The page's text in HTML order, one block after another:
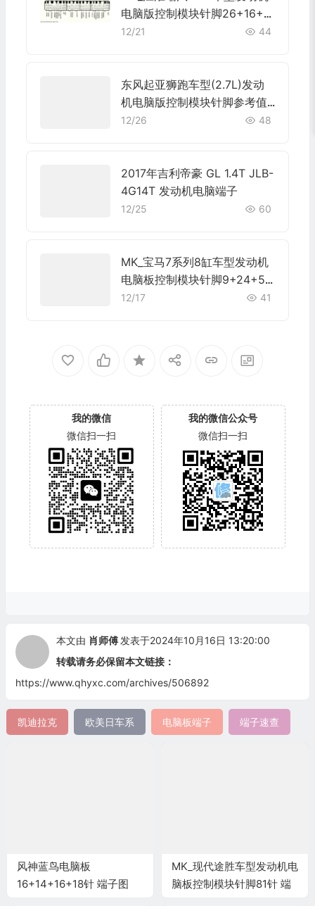
电脑版控制模块针脚26+16+1
2+22针 端子图
12/21 44
东风起亚狮跑车型(2.7L)发动
机电脑版控制模块针脚参考值
端子图
12/26 48
2017年吉利帝豪 GL 1.4T JLB-
4G14T 发动机电脑端子
12/25 60
MK_宝马7系列8缸车型发动机
电脑板控制模块针脚9+24+52
+40+9针1 端子图
12/17 41
我的微信
微信扫一扫
我的微信公众号
微信扫一扫
本文由 肖师傅 发表于2024年10月16日 13:20:00
转载请务必保留本文链接：
https://www.qhyxc.com/archives/506892
凯迪拉克 欧美日车系 电脑板端子 端子速查
风神蓝鸟电脑板
16+14+16+18针 端子图
MK_现代途胜车型发动机电
脑板控制模块针脚81针 端